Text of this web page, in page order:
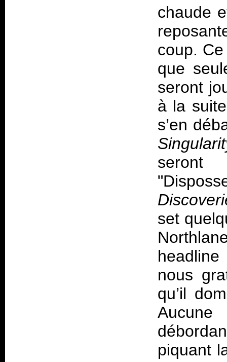
chaude
coup.
que
seront
à la
s’en
seront
set
nous
qu’il
piquant